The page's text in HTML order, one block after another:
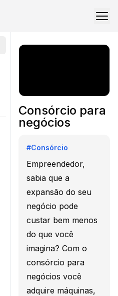
Consórcio para
negócios
#Consórcio
Empreendedor,
sabia que a
expansão do seu
negócio pode
custar bem menos
do que você
imagina? Com o
consórcio para
negócios você
adquire máquinas,